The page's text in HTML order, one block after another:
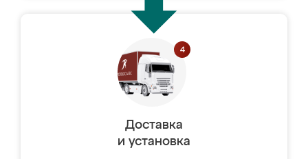
Доставка
и установка